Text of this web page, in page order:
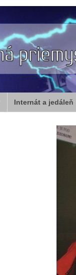
Internát a jedáleň